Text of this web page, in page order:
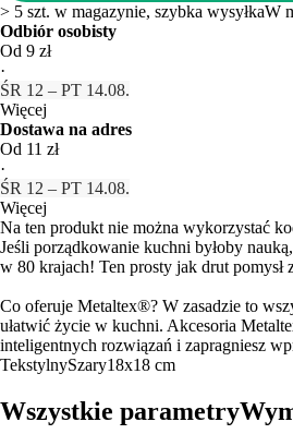
> 5 szt. w magazynie, szybka wysyłkaW
Odbiór osobisty
Od 9 zł
·
ŚR 12 – PT 14.08.
Więcej
Dostawa na adres
Od 11 zł
·
ŚR 12 – PT 14.08.
Więcej
Na ten produkt nie można wykorzystać
Jeśli porządkowanie kuchni byłoby
w 80 krajach! Ten prosty jak drut pomysł
Co oferuje Metaltex®? W zasadzie to
ułatwić życie w kuchni. Akcesoria
inteligentnych rozwiązań i zapragniesz
TekstylnySzary18x18 cm
Wszystkie parametry